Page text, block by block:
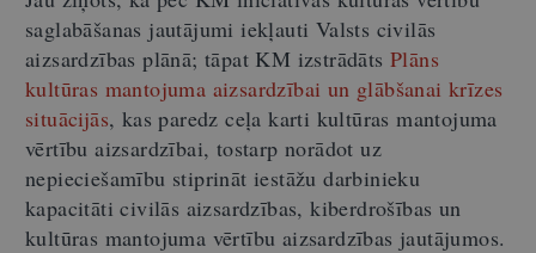
saglabāšanas jautājumi iekļauti Valsts civilās
aizsardzības plānā; tāpat KM izstrādāts Plāns
kultūras mantojuma aizsardzībai un glābšanai krīzes
situācijās, kas paredz ceļa karti kultūras mantojuma
vērtību aizsardzībai, tostarp norādot uz
nepieciešamību stiprināt iestāžu darbinieku
kapacitāti civilās aizsardzības, kiberdrošības un
kultūras mantojuma vērtību aizsardzības jautājumos.